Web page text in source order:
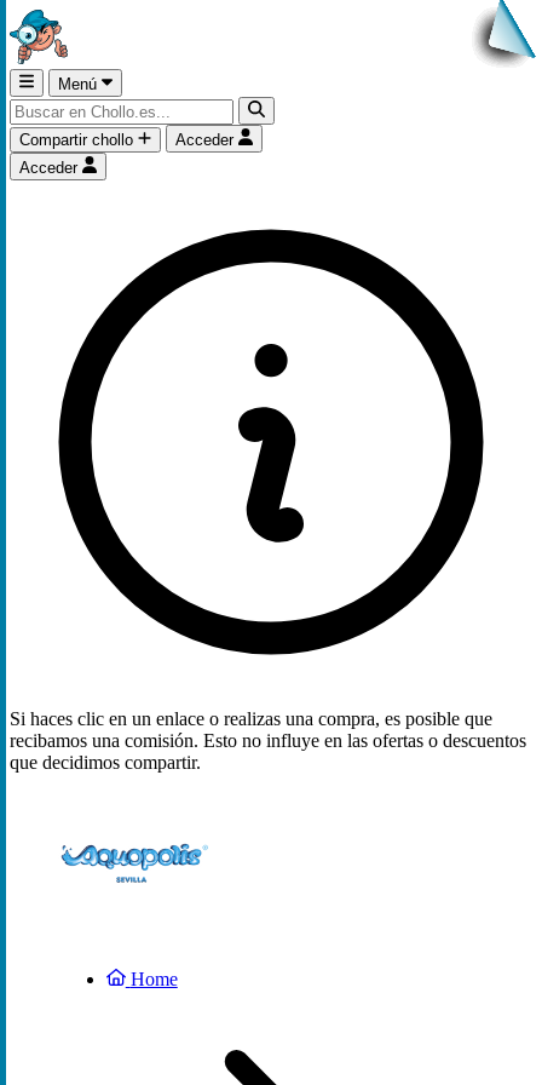
Menú
Compartir chollo
Acceder
Acceder
Si haces clic en un enlace o realizas una compra, es posible que
recibamos una comisión. Esto no influye en las ofertas o descuentos
que decidimos compartir.
Home